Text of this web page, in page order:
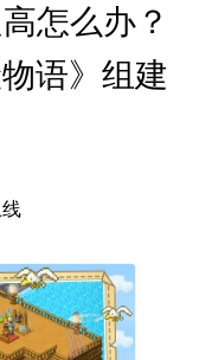
怎么办？
语》组建